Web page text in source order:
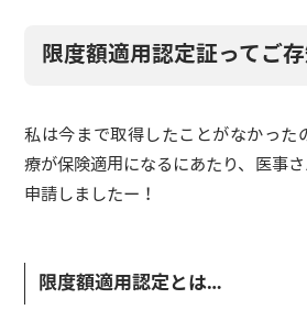
限度額適用認定証ってご存
私は今まで取得したことがなかった
療が保険適用になるにあたり、医事
申請しましたー！
限度額適用認定とは…